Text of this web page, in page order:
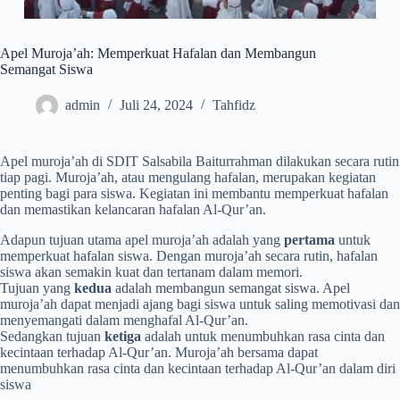
Apel Muroja’ah: Memperkuat Hafalan dan Membangun
Semangat Siswa
admin Juli 24, 2024 Tahfidz
Apel muroja’ah di SDIT Salsabila Baiturrahman dilakukan secara rutin
tiap pagi. Muroja’ah, atau mengulang hafalan, merupakan kegiatan
penting bagi para siswa. Kegiatan ini membantu memperkuat hafalan
dan memastikan kelancaran hafalan Al-Qur’an.
Adapun tujuan utama apel muroja’ah adalah yang pertama untuk
memperkuat hafalan siswa. Dengan muroja’ah secara rutin, hafalan
siswa akan semakin kuat dan tertanam dalam memori.
Tujuan yang kedua adalah membangun semangat siswa. Apel
muroja’ah dapat menjadi ajang bagi siswa untuk saling memotivasi dan
menyemangati dalam menghafal Al-Qur’an.
Sedangkan tujuan ketiga adalah untuk menumbuhkan rasa cinta dan
kecintaan terhadap Al-Qur’an. Muroja’ah bersama dapat
menumbuhkan rasa cinta dan kecintaan terhadap Al-Qur’an dalam diri
siswa